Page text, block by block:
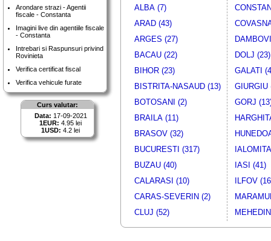
Arondare strazi - Agentii
fiscale - Constanta
Imagini live din agentiile fiscale
- Constanta
Intrebari si Raspunsuri privind
Rovinieta
Verifica certificat fiscal
Verifica vehicule furate
Curs valutar:
Data: 17-09-2021
1EUR: 4.95 lei
1USD: 4.2 lei
ALBA (7)
ARAD (43)
ARGES (27)
BACAU (22)
BIHOR (23)
BISTRITA-NASAUD (13)
BOTOSANI (2)
BRAILA (11)
BRASOV (32)
BUCURESTI (317)
BUZAU (40)
CALARASI (10)
CARAS-SEVERIN (2)
CLUJ (52)
DOLJ (23)
GALATI
GIURGIU
GORJ
IASI (41)
ILFOV